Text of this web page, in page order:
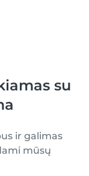
su
ir galimas
mūsų